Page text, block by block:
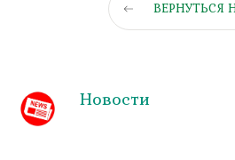
ВЕРНУТЬСЯ
Новости